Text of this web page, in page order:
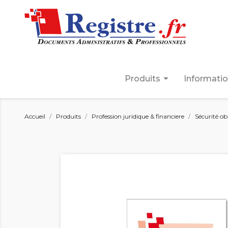
arrow_drop_down
Produits
Accueil Produits Profession juridique & financiere Sécurité